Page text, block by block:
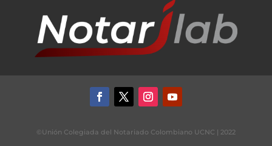
©Unión Colegiada del Notariado Colombiano UCNC | 2022